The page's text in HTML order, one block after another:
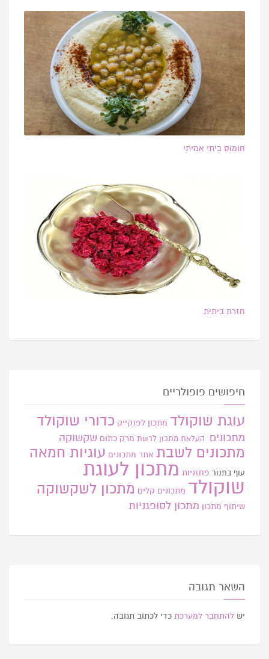
חומוס ביתי אמיתי
חזרת ביתית
חיפושים פופולריים
עוגת שוקולד מתכון לפנקייק כדורי שוקולד
מתכונים העלאת מתכון לרשת מרק כתום שקשוקה
מתכונים לשבת אתר מתכונים עוגיות חמאה
עוף בתנור פחזניות מתכון לעוגת
שוקולד מתכונים קלים מתכון לשקשוקה
שיתוף מתכון מתכון לסופגניות
השאר תגובה
יש להתחבר למערכת כדי לכתוב תגובה.